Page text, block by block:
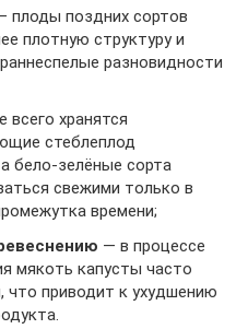
плоды поздних сортов
плотную структуру и
разновидности
всего хранятся
стеблеплод
бело-зелёные сорта
свежими только в
времени;
— в процессе
мякоть капусты часто
что приводит к ухудшению